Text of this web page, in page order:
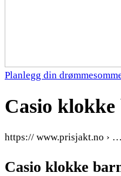
Planlegg din
Casio
https:// www.prisjakt.no ›
Casio klokke